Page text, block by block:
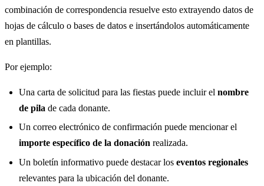
combinación de correspondencia resuelve esto extrayendo datos de
hojas de cálculo o bases de datos e insertándolos automáticamente
en plantillas.
Por ejemplo:
Una carta de solicitud para las fiestas puede incluir el nombre
de pila de cada donante.
Un correo electrónico de confirmación puede mencionar el
importe específico de la donación realizada.
Un boletín informativo puede destacar los eventos regionales
relevantes para la ubicación del donante.